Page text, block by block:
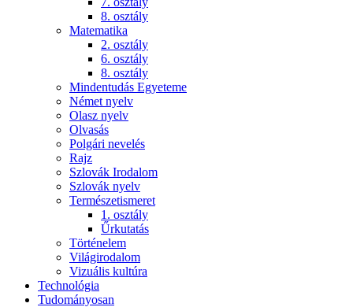
8. osztály
Matematika
2. osztály
6. osztály
8. osztály
Mindentudás Egyeteme
Német nyelv
Olasz nyelv
Olvasás
Polgári nevelés
Rajz
Szlovák Irodalom
Szlovák nyelv
Természetismeret
1. osztály
Űrkutatás
Történelem
Világirodalom
Vizuális kultúra
Technológia
Tudományosan